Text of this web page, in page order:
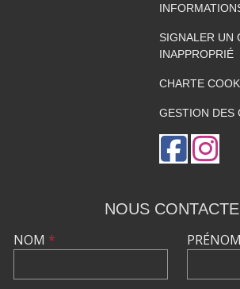
SIGNALER UN
INAPPROPRIÉ
CHARTE
GESTION DES
NOUS
NOM * PRÉNOM